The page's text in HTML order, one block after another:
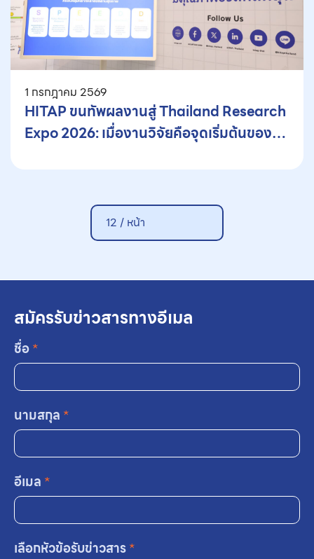
1 กรกฎาคม 2569
HITAP ขนทัพผลงานสู่ Thailand Research
Expo 2026: เมื่องานวิจัยคือจุดเริ่มต้นของ
12 / หน้า
สมัครรับข่าวสารทางอีเมล
ชื่อ*
นามสกุล *
อีเมล *
เลือกหัวข้อรับข่าวสาร*